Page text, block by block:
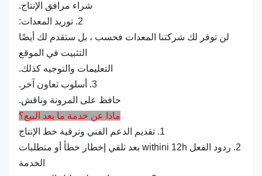
شراء مرافق الإنتاج.
لن توفر لك شركتنا المعدات فحسب ، بل ستقدم لك أيضًا
التثبيت في الموقع
التعليمات والتوجيه كذلك.
حافظ على المرونة وناقش.
ماذا عن خدمة ما بعد البيع؟
2. ردود الفعل withini 12h بعد تلقي إخطار خطأ أو متطلبات
الخدمة